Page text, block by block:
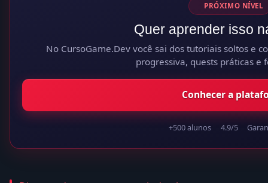
PRÓXIMO NÍVEL
Quer aprender isso
No CursoGame.Dev você sai dos tutoriais soltos e
progressiva, quests práticas e
Conhecer a
+500 alunos 4.9/5